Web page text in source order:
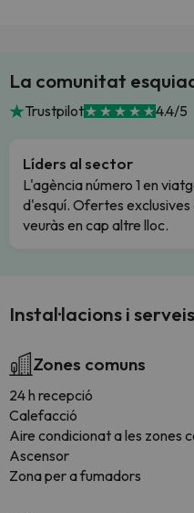
La comunitat
Trustpilot 4.4/5
Líders al sector
L'agència número 1 en
d'esquí. Ofertes exclusives
veuràs en cap altre lloc.
Instal·lacions i serveis
Zones comuns
24 h recepció
Calefacció
Aire condicionat a les zones
Ascensor
Zona per a fumadors